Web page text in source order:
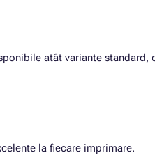
atât variante
la fiecare imprimare.